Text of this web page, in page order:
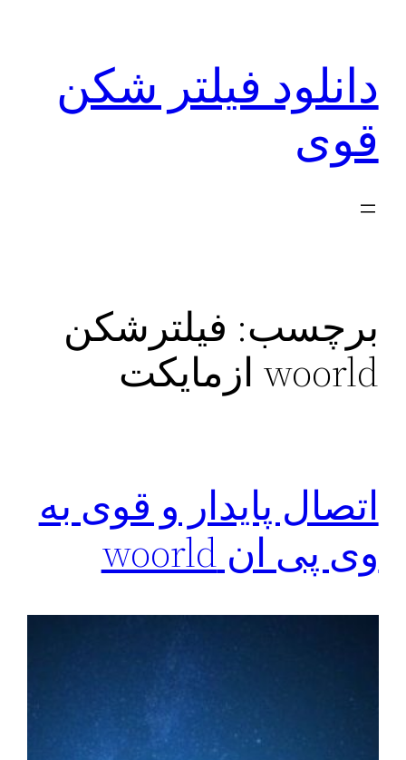
دانلود فیلتر شکن
قوی
برچسب: فیلترشکن
woorld ازمایکت
اتصال پایدار و قوی به
وی پی ان woorld